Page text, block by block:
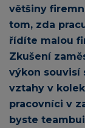
většiny
tom, zda
řídíte malou
Zkušení
výkon souvisí
vztahy v
pracovníci v
byste